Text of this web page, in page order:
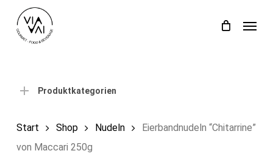
Einkaufswagen Close
Produktkategorien
Start Shop Nudeln
Eierbandnudeln “Chitarrine”
von Maccari 250g